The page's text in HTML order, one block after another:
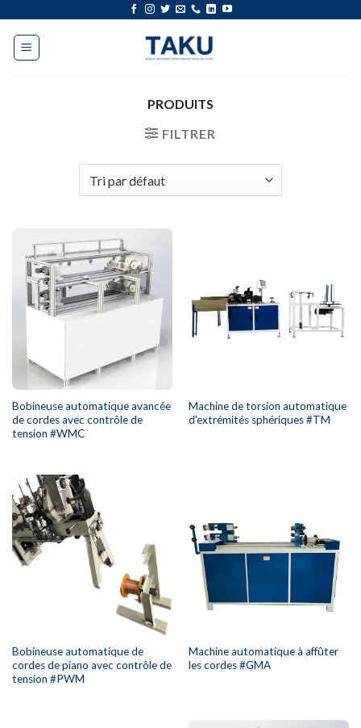
contenu
PRODUITS
FILTRER
Bobineuse automatique avancée
de cordes avec contrôle de
tension #WMC
Machine de torsion automatique
d'extrémités sphériques #TM
Bobineuse automatique de
cordes de piano avec contrôle de
tension #PWM
Machine automatique à affûter
les cordes #GMA